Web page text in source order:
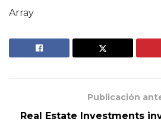
Array
Publicación
Real Estate Investments